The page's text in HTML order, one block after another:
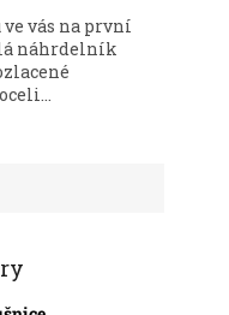
vás na první
náhrdelník